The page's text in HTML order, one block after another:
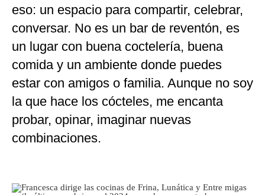
eso: un espacio para compartir, celebrar,
conversar. No es un bar de reventón, es
un lugar con buena coctelería, buena
comida y un ambiente donde puedes
estar con amigos o familia. Aunque no soy
la que hace los cócteles, me encanta
probar, opinar, imaginar nuevas
combinaciones.